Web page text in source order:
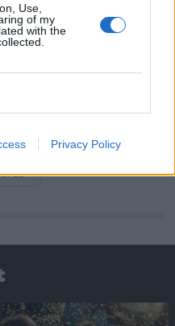
Use,
of my
with the
Privacy Policy
no
raksturojumi